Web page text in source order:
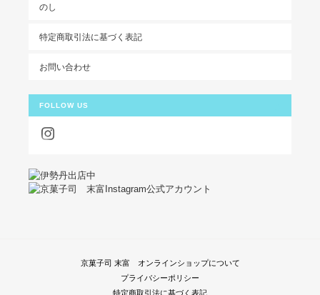
のし
特定商取引法に基づく表記
お問い合わせ
FOLLOW US
京菓子司 末富 オンラインショップについて
プライバシーポリシー
特定商取引法に基づく表記